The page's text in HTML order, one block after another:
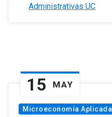
Administrativas UC
15 MAY
Microeconomía Aplicada